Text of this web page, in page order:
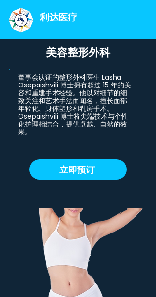
利达医疗
美容整形外科
董事会认证的整形外科医生 Lasha
Osepaishvili 博士拥有超过 15 年的美
容和重建手术经验。他以对细节的细
致关注和艺术手法而闻名，擅长面部
年轻化、身体塑形和乳房手术。
Osepaishvili 博士将尖端技术与个性
化护理相结合，提供卓越、自然的效
果。
立即预订